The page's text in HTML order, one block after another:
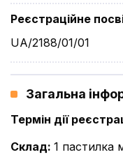
Реєстраційне
UA/2188/01/01
Загальна
Термін дії
Склад: 1 пастилка